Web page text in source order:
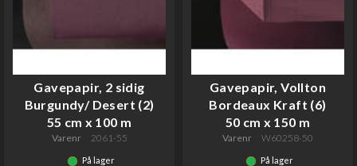
Gavepapir, 2 sidig
Burgundy/ Desert (2)
55 cm x 100 m
Varenr 2061-55
På lager
Gavepapir, Vollton
Bordeaux Kraft (6)
50 cm x 150 m
Varenr W60258-50
På lager